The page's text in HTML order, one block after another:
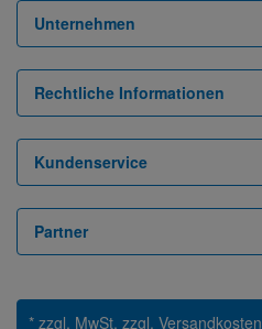
Unternehmen
Rechtliche Informationen
Kundenservice
Partner
* zzgl. MwSt. zzgl. Versandkosten